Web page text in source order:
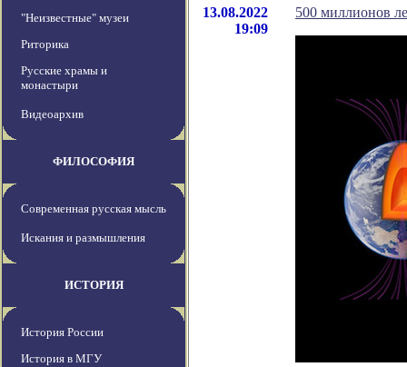
"Неизвестные" музеи
Риторика
Русские храмы и
монастыри
Видеоархив
ФИЛОСОФИЯ
Современная русская мысль
Искания и размышления
ИСТОРИЯ
История России
История в МГУ
13.08.2022
19:09
500 миллионов